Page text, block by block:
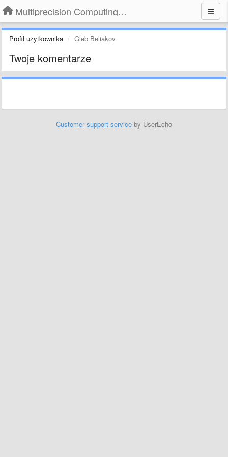
Multiprecision Computing Toolbox for MATLAB
Profil użytkownika Gleb Beliakov
Twoje komentarze
Customer support service by UserEcho